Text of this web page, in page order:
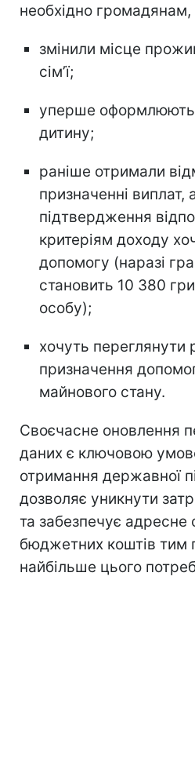
необхідно громадянам,
змінили місце
сімʼї;
уперше оформлюють
дитину;
раніше отримали
призначенні виплат,
підтвердження
критеріям доходу
допомогу (наразі
становить 10 380
особу);
хочуть переглянути
призначення
майнового стану.
Своєчасне оновлення
даних є ключовою
отримання державної
дозволяє уникнути
та забезпечує
бюджетних коштів тим
найбільше цього